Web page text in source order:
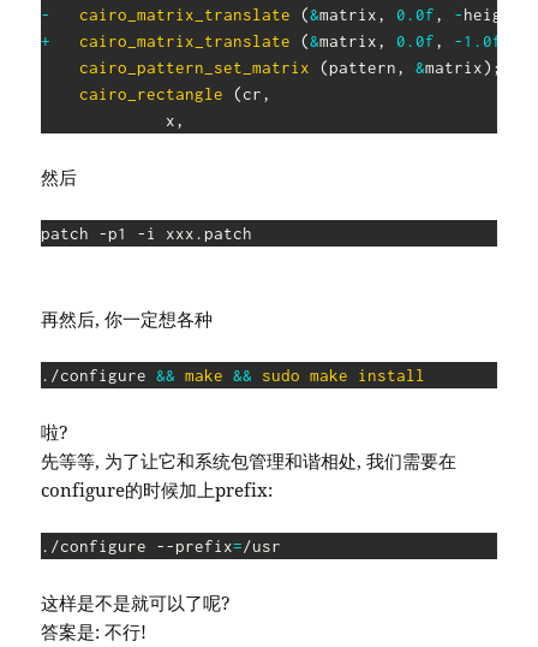
-
cairo_matrix_translate (&matrix, 0.0f, -height
+
cairo_matrix_translate (&matrix, 0.0f, -1.0f
cairo_pattern_set_matrix
(pattern, &matrix) ;
cairo_rectangle
(cr,
x,
然后
再然后, 你一定想各种
./configure && make && sudo make install
啦?
先等等, 为了让它和系统包管理和谐相处, 我们需要在
configure的时候加上prefix:
./configure --prefix=/usr
这样是不是就可以了呢?
答案是: 不行!